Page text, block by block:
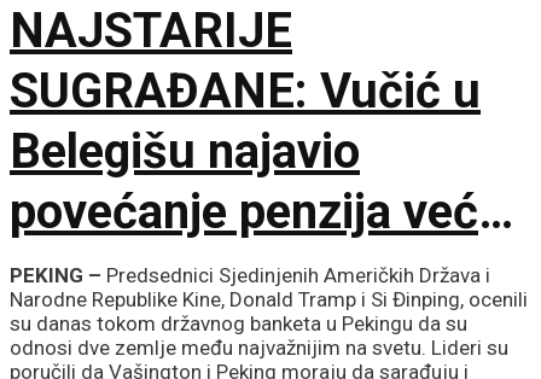
NAJSTARIJE
SUGRAĐANE: Vučić u
Belegišu najavio
povećanje penzija već
ove godine – Pratiće
rast plata
PEKING – Predsednici Sjedinjenih Američkih Država i
Narodne Republike Kine, Donald Tramp i Si Đinping, ocenili
su danas tokom državnog banketa u Pekingu da su
odnosi dve zemlje među najvažnijim na svetu. Lideri su
poručili da Vašington i Peking moraju da sarađuju i